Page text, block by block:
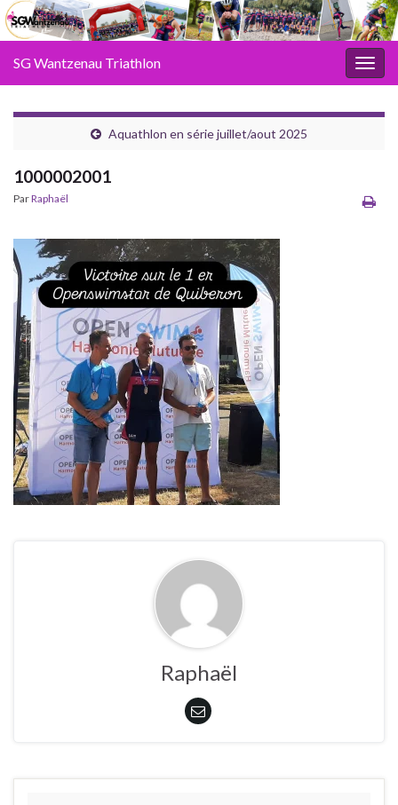
SG Wantzenau Triathlon
Aquathlon en série juillet/aout 2025
1000002001
ParRaphaël
Raphaël